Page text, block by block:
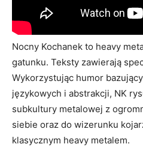
Nocny Kochanek to heavy
gatunku. Teksty zawierają
Wykorzystując humor
językowych i abstrakcji, NK
subkultury metalowej z
siebie oraz do wizerunku
klasycznym heavy metalem.